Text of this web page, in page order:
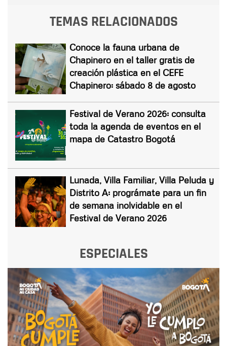
TEMAS RELACIONADOS
Conoce la fauna urbana de
Chapinero en el taller gratis de
creación plástica en el CEFE
Chapinero: sábado 8 de agosto
Festival de Verano 2026: consulta
toda la agenda de eventos en el
mapa de Catastro Bogotá
Lunada, Villa Familiar, Villa Peluda y
Distrito A: prográmate para un fin
de semana inolvidable en el
Festival de Verano 2026
ESPECIALES